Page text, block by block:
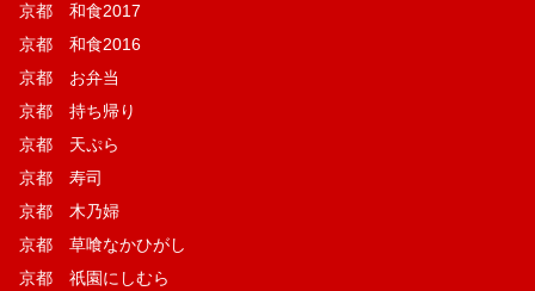
京都 和食2017
京都 和食2016
京都 お弁当
京都 持ち帰り
京都 天ぷら
京都 寿司
京都 木乃婦
京都 草喰なかひがし
京都 祇園にしむら